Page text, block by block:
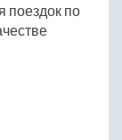
поездок по